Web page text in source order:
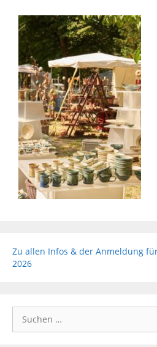
Zu allen Infos & der Anmeldung
2026
nach: